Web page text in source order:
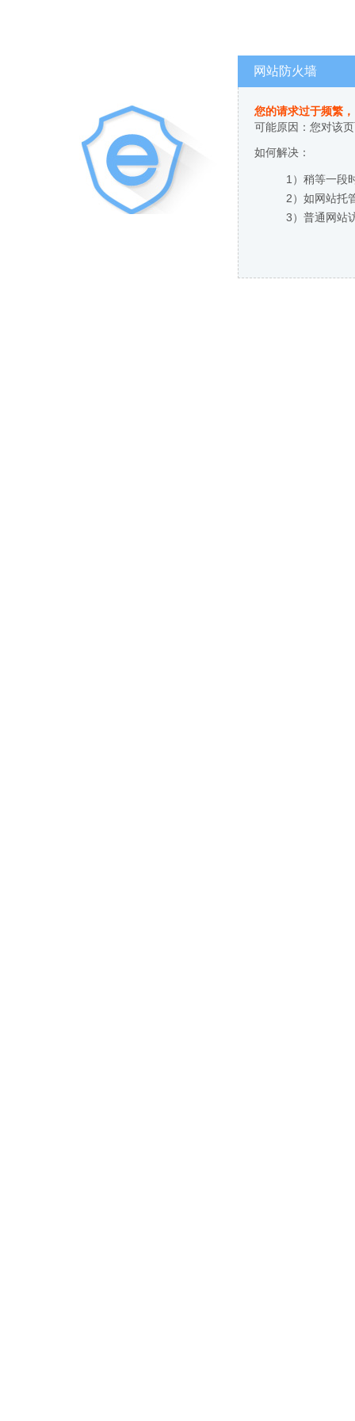
网站防火墙
您的请求过于频繁
可能原因：您对该
如何解决：
1）稍等一段
2）如网站托
3）普通网站